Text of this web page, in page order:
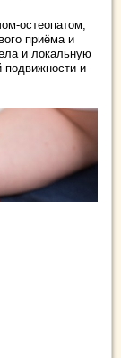
остеопатом,
приёма и
и локальную
подвижности и